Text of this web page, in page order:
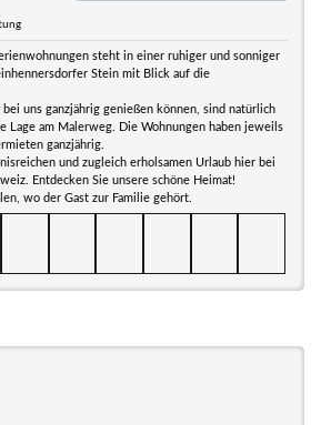
steht in einer ruhiger und sonniger
Stein mit Blick auf die
uns ganzjährig genießen können, sind natürlich
Lage am Malerweg. Die Wohnungen haben jeweils
ganzjährig.
und zugleich erholsamen Urlaub hier bei
Entdecken Sie unsere schöne Heimat!
wo der Gast zur Familie gehört.